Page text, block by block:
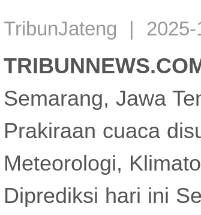
TribunJateng | 2025-
Semarang, Jawa
Prakiraan cuaca
Meteorologi,
Diprediksi hari ini